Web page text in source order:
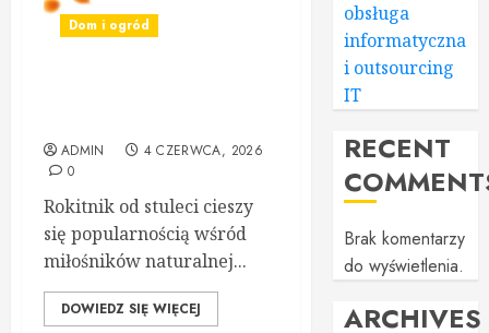
Dom i ogród
ADMIN
4 CZERWCA, 2026
0
Rokitnik od stuleci cieszy
się popularnością wśród
miłośników naturalnej...
DOWIEDZ SIĘ WIĘCEJ
obsługa
informatyczna
i outsourcing
IT
RECENT
Brak komentarzy
do wyświetlenia.
ARCHIVES